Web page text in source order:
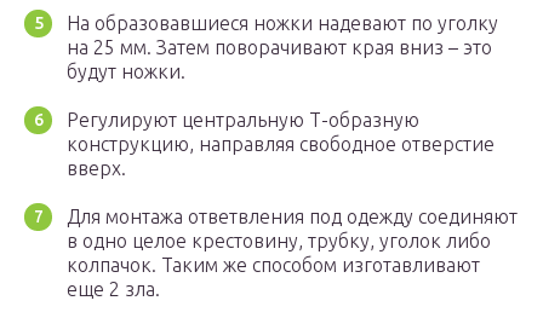
На образовавшиеся ножки надевают по уголку
на 25 мм. Затем поворачивают края вниз – это
будут ножки.
Регулируют центральную Т-образную
конструкцию, направляя свободное отверстие
вверх.
Для монтажа ответвления под одежду соединяют
в одно целое крестовину, трубку, уголок либо
колпачок. Таким же способом изготавливают
еще 2 зла.